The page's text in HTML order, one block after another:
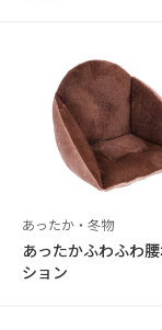
あったか・冬物
あったかふわふわ
ション